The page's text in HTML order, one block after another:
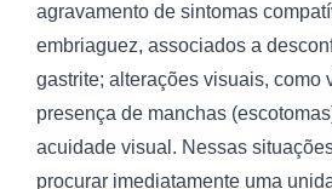
agravamento de sintomas
embriaguez, associados a
gastrite; alterações visuais, como
presença de manchas
acuidade visual. Nessas
procurar imediatamente uma